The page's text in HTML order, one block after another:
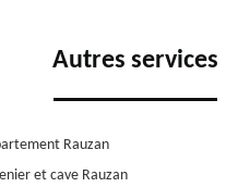
Autres services
Rauzan
et cave Rauzan